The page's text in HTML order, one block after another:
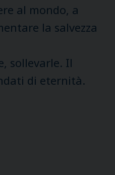
al mondo, a
la salvezza
sollevarle. Il
di eternità.